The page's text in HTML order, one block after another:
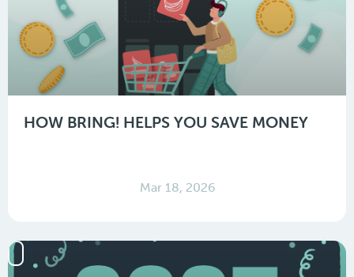
HOW BRING! HELPS YOU SAVE MONEY
Mar 18, 2026